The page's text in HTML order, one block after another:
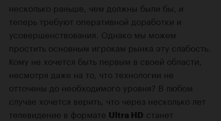
несколько раньше, чем должны были бы, и
теперь требуют оперативной доработки и
усовершенствования. Однако мы можем
простить основным игрокам рынка эту слабость.
Кому не хочется быть первым в своей области,
несмотря даже на то, что технологии не
отточены до необходимого уровня? В любом
случае хочется верить, что через несколько лет
телевидение в формате Ultra HD станет